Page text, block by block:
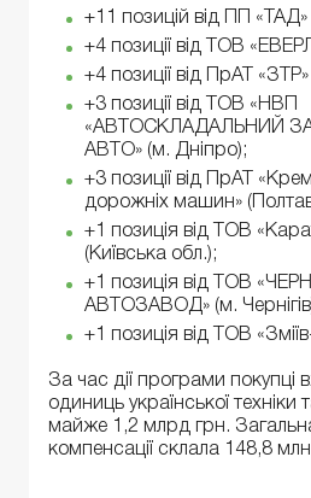
+11 позицій від ПП
+4 позиції від ТОВ
+4 позиції від ПрАТ
+3 позиції від ТОВ «НВП
«АВТОСКЛАДАЛЬНИЙ
АВТО» (м. Дніпро);
+3 позиції від ПрАТ
дорожніх машин»
+1 позиція від ТОВ
(Київська обл.);
+1 позиція від ТОВ
АВТОЗАВОД» (м.
+1 позиція від ТОВ
За час дії програми
одиниць української
майже 1,2 млрд грн.
компенсації склала 148,8